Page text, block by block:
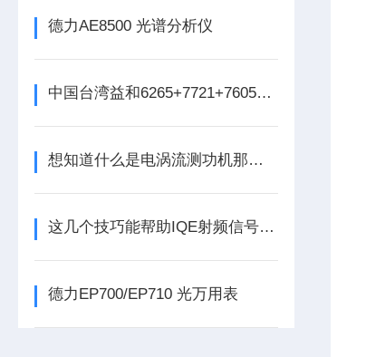
德力AE8500 光谱分析仪
中国台湾益和6265+7721+7605三合一变压器综合测试系统
想知道什么是电涡流测功机那就不妨看看本篇吧
这几个技巧能帮助IQE射频信号源的数据更精确
德力EP700/EP710 光万用表